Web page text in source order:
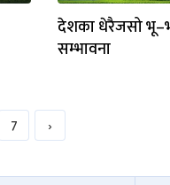
देशका धेरैजसो
सम्भावना
7 ›